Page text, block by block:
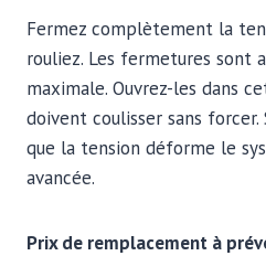
Fermez complètement la
rouliez. Les fermetures sont
maximale. Ouvrez-les dans
doivent coulisser sans forcer.
que la tension déforme le
avancée.
Prix de remplacement à